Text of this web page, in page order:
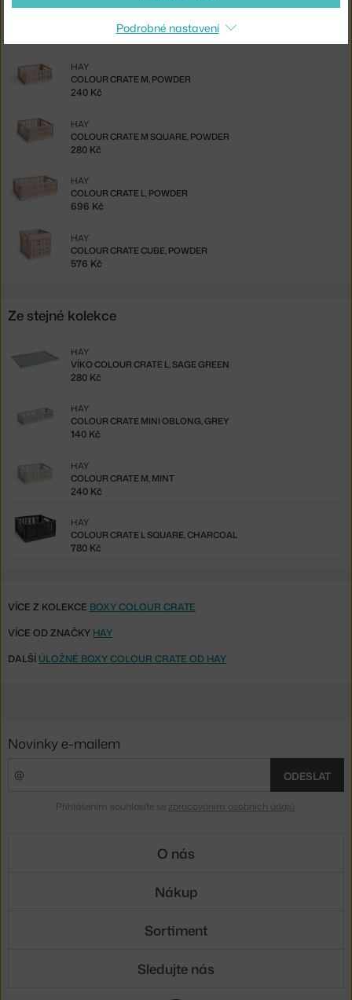
COLOUR CRATE S, POWDER
HAY
COLOUR CRATE M, POWDER
HAY
240 Kč
COLOUR CRATE M SQUARE, POWDER
HAY
280 Kč
COLOUR CRATE L, POWDER
HAY
696 Kč
COLOUR CRATE CUBE, POWDER
HAY
576 Kč
Ze stejné kolekce
VÍKO COLOUR CRATE L, SAGE GREEN
HAY
280 Kč
COLOUR CRATE MINI OBLONG, GREY
HAY
140 Kč
COLOUR CRATE M, MINT
HAY
240 Kč
COLOUR CRATE L SQUARE, CHARCOAL
HAY
780 Kč
VÍCE Z KOLEKCE BOXY COLOUR CRATE
VÍCE OD ZNAČKY HAY
DALŠÍ ÚLOŽNÉ BOXY COLOUR CRATE OD HAY
Podrobné nastavení
Novinky e-mailem
ODESLAT
Přihlášením souhlasíte se zpracováním osobních údajů
O nás
Nákup
Sortiment
Sledujte nás